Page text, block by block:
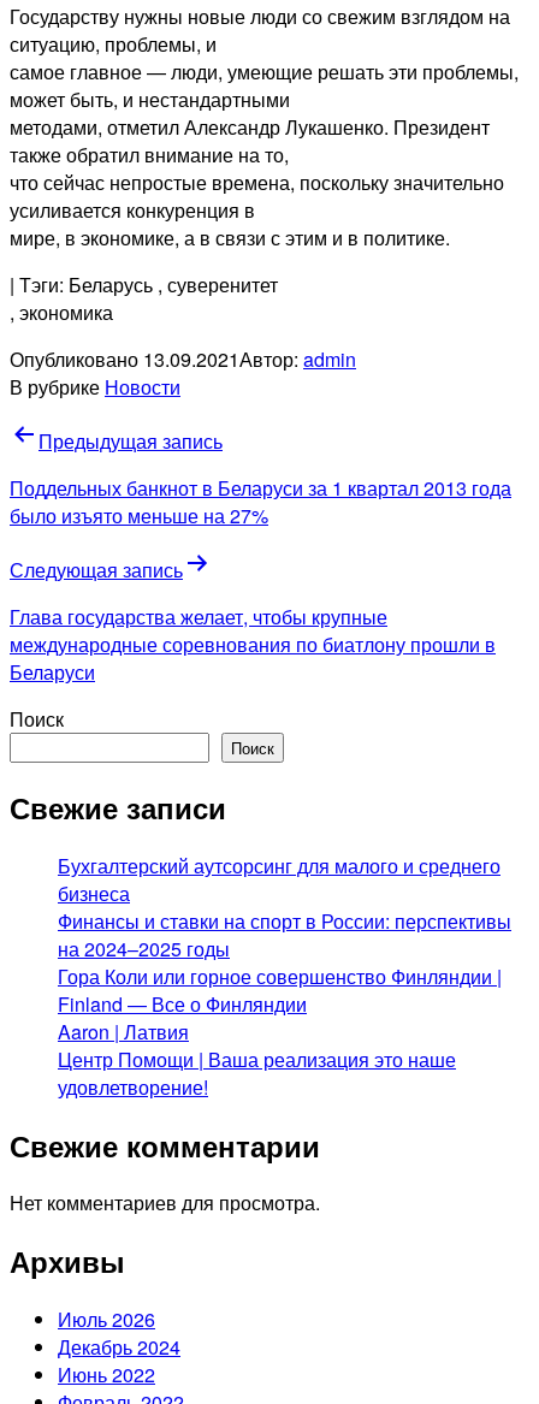
Государству нужны новые люди со свежим взглядом на
ситуацию, проблемы, и
самое главное — люди, умеющие решать эти проблемы,
может быть, и нестандартными
методами, отметил Александр Лукашенко. Президент
также обратил внимание на то,
что сейчас непростые времена, поскольку значительно
усиливается конкуренция в
мире, в экономике, а в связи с этим и в политике.
| Тэги: Беларусь , суверенитет
, экономика
Опубликовано 13.09.2021Автор: admin
В рубрике Новости
Навигация
по
записям
Предыдущая запись
Поддельных банкнот в Беларуси за 1 квартал 2013 года
было изъято меньше на 27%
Следующая запись
Глава государства желает, чтобы крупные
международные соревнования по биатлону прошли в
Беларуси
Поиск
Поиск
Свежие записи
Бухгалтерский аутсорсинг для малого и среднего
бизнеса
Финансы и ставки на спорт в России: перспективы
на 2024–2025 годы
Гора Коли или горное совершенство Финляндии |
Finland — Все о Финляндии
Aaron | Латвия
Центр Помощи | Ваша реализация это наше
удовлетворение!
Свежие комментарии
Нет комментариев для просмотра.
Архивы
Июль 2026
Декабрь 2024
Июнь 2022